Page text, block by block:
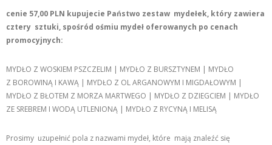
cenie 57,00 PLN kupujecie Państwo zestaw mydełek, który zawiera
cztery sztuki, spośród ośmiu mydeł oferowanych po cenach
promocyjnych:
MYDŁO Z WOSKIEM PSZCZELIM | MYDŁO Z BURSZTYNEM | MYDŁO
Z BOROWINĄ I KAWĄ | MYDŁO Z OL ARGANOWYM I MIGDAŁOWYM |
MYDŁO Z BŁOTEM Z MORZA MARTWEGO | MYDŁO Z DZIEGCIEM | MYDŁO
ZE SREBREM I WODĄ UTLENIONĄ | MYDŁO Z RYCYNĄ I MELISĄ
Prosimy uzupełnić pola z nazwami mydeł, które mają znaleźć się